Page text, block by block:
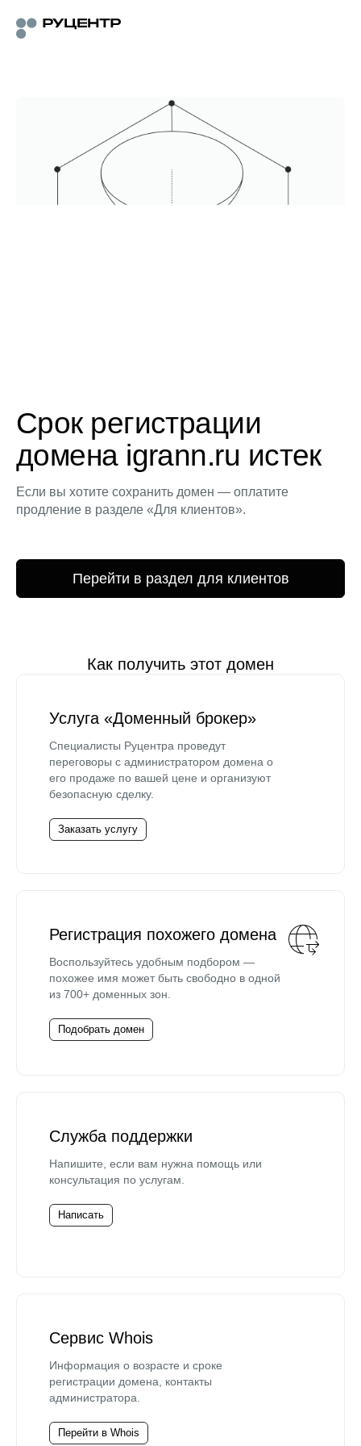
Срок регистрации
домена igrann.ru истек
Если вы хотите сохранить домен — оплатите
продление в разделе «Для клиентов».
Перейти в раздел для клиентов
Как получить этот домен
Услуга «Доменный брокер»
Специалисты Руцентра проведут
переговоры с администратором домена о
его продаже по вашей цене и организуют
безопасную сделку.
Заказать услугу
Регистрация похожего домена
Воспользуйтесь удобным подбором —
похожее имя может быть свободно в одной
из 700+ доменных зон.
Подобрать домен
Служба поддержки
Напишите, если вам нужна помощь или
консультация по услугам.
Написать
Сервис Whois
Информация о возрасте и сроке
регистрации домена, контакты
администратора.
Перейти в Whois